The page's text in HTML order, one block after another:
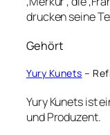
drucken seine
Gehört
Yury Kunets –
Yury Kunets ist
und Produzent.